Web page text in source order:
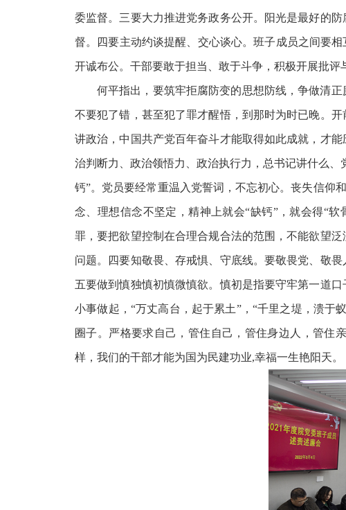
委监督。三要大力推进党务政务公开。阳光是最好的
督。四要主动约谈提醒、交心谈心。班子成员之间要
开诚布公。干部要敢于担当、敢于斗争，积极开展批评
何平指出，要筑牢拒腐防变的思想防线，争做清
不要犯了错，甚至犯了罪才醒悟，到那时为时已晚。
讲政治，中国共产党百年奋斗才能取得如此成就，才
治判断力、政治领悟力、政治执行力，总书记讲什么
钙”。党员要经常重温入党誓词，不忘初心。丧失信仰
念、理想信念不坚定，精神上就会“缺钙”，就会得“
罪，要把欲望控制在合理合规合法的范围，不能欲望
问题。四要知敬畏、存戒惧、守底线。要敬畏党、敬
五要做到慎独慎初慎微慎欲。慎初是指要守牢第一道
小事做起，“万丈高台，起于累土”，“千里之堤，溃于
圈子。严格要求自己，管住自己，管住身边人，管住
样，我们的干部才能为国为民建功业,幸福一生艳阳天。